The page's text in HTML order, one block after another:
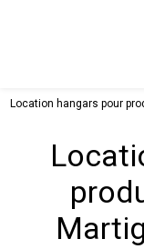
Location hangars pour
Panneau de gestion